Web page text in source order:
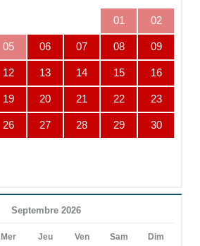
01 02
05 06 07 08 09
12 13 14 15 16
19 20 21 22 23
26 27 28 29 30
Septembre 2026
Mer Jeu Ven Sam Dim